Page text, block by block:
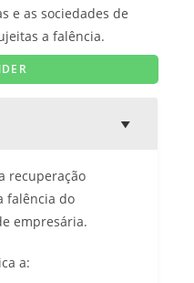
e as sociedades de
a falência.
recuperação
falência do
empresária.
a: